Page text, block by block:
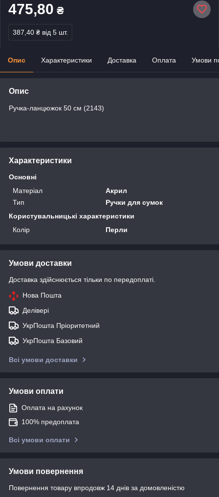
475,80 ₴
387,40 ₴ від 5 шт.
Опис Характеристики Доставка Оплата Умови
Опис
Ручка-ланцюжок 50 см (2143)
Характеристики
Основні
Матеріал
Акрил
Тип
Ручки для сумок
Користувальницькі характеристики
Колір
Перли
Умови доставки
Доставка здійснюється тільки по передоплаті.
Нова Пошта
Делівері
УкрПошта Пріоритетний
УкрПошта Базовий
Всі умови доставки
Умови оплати
Оплата на рахунок
100% предоплата
Всі умови оплати
Умови повернення
Повернення товару впродовж 14 днів за домовленістю